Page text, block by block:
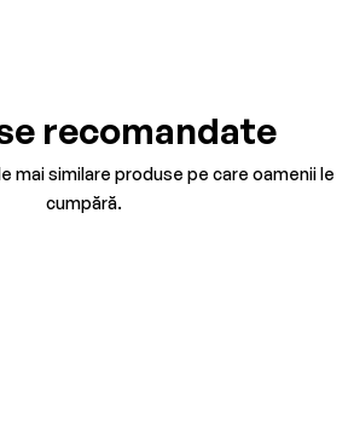
recomandate
mai similare produse pe care oamenii le
cumpără.